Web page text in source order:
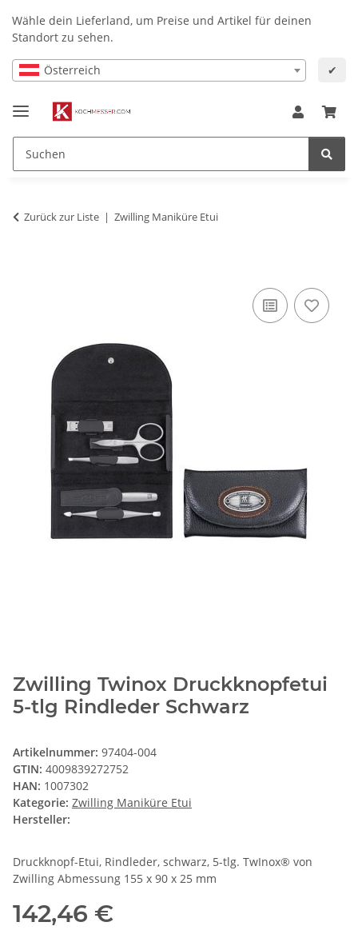
Wähle dein Lieferland, um Preise und Artikel für deinen
Standort zu sehen.
Österreich ✔
Zurück zur Liste Zwilling Maniküre Etui
Zwilling Twinox Druckknopfetui
5-tlg Rindleder Schwarz
Artikelnummer: 97404-004
GTIN: 4009839272752
HAN: 1007302
Kategorie: Zwilling Maniküre Etui
Hersteller:
Druckknopf-Etui, Rindleder, schwarz, 5-tlg. TwInox® von
Zwilling Abmessung 155 x 90 x 25 mm
142,46 €